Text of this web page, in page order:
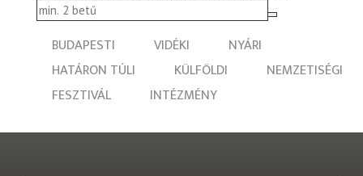
BUDAPESTI VIDÉKI
NYÁRI
HATÁRON TÚLI
KÜLFÖLDI
NEMZETISÉGI
FESZTIVÁL
INTÉZMÉNY